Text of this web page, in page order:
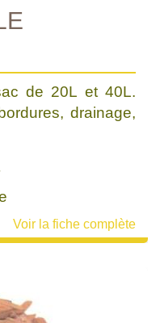
de 20L et 40L.
drainage,
Voir la fiche complète